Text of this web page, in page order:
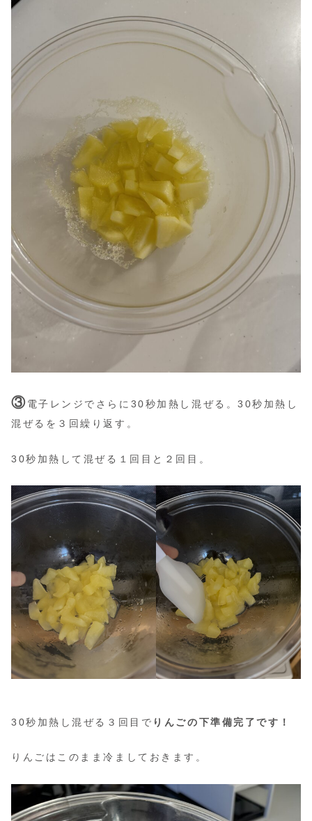
③電子レンジでさらに30秒加熱し混ぜる。30秒加熱し
混ぜるを３回繰り返す。
30秒加熱して混ぜる１回目と２回目。
30秒加熱し混ぜる３回目で りんごの下準備完了です！
りんごはこのまま冷ましておきます。